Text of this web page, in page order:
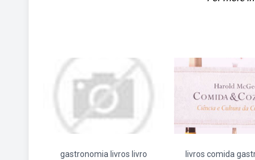
gastronomia livros livro
livros comida